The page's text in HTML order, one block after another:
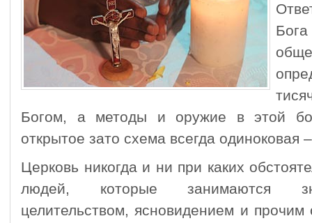
Богом, а методы и оружие в этой
открытое зато схема всегда
Церковь никогда и ни при каких
людей, которые занимаются
целительством, ясновидением и прочим